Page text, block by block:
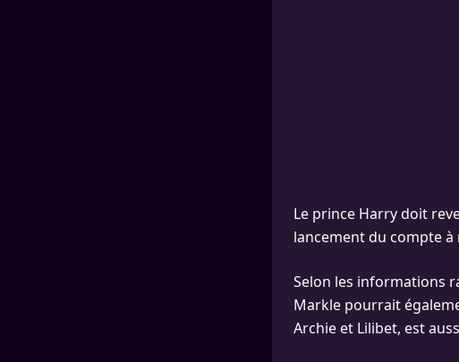
Le prince Harry doit
lancement du compte à
Selon les informations
Markle pourrait
Archie et Lilibet, est